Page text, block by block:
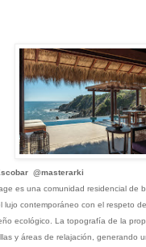
@masterarki
es una comunidad residencial de
lujo contemporáneo con el respeto
ecológico. La topografía de la
y áreas de relajación, generando